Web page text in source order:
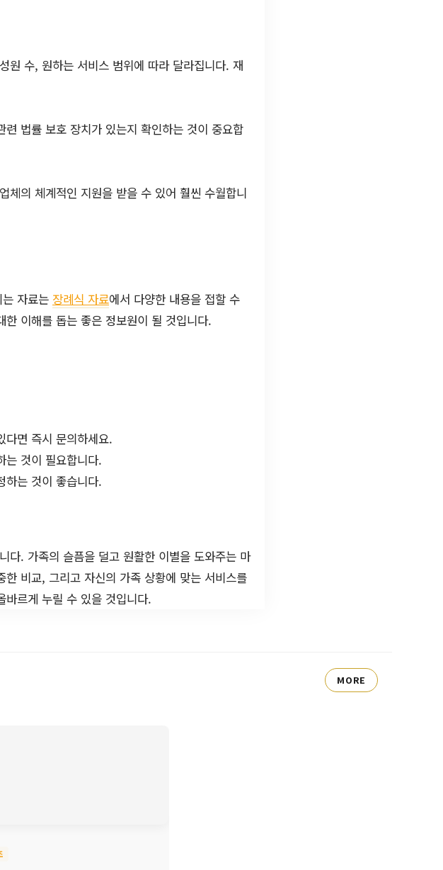
원 수, 원하는 서비스 범위에 따라 달라집니다. 재
법률 보호 장치가 있는지 확인하는 것이 중요합
체의 체계적인 지원을 받을 수 있어 훨씬 수월합니
자료는 장례식 자료에서 다양한 내용을 접할 수
이해를 돕는 좋은 정보원이 될 것입니다.
다면 즉시 문의하세요.
는 것이 필요합니다.
하는 것이 좋습니다.
다. 가족의 슬픔을 덜고 원활한 이별을 도와주는 마
비교, 그리고 자신의 가족 상황에 맞는 서비스를
바르게 누릴 수 있을 것입니다.
MORE